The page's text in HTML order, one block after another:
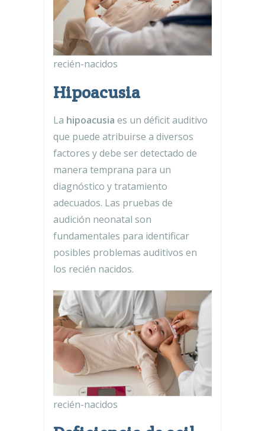
recién-nacidos
Hipoacusia
La hipoacusia es un déficit auditivo
que puede atribuirse a diversos
factores y debe ser detectado de
manera temprana para un
diagnóstico y tratamiento
adecuados. Las pruebas de
audición neonatal son
fundamentales para identificar
posibles problemas auditivos en
los recién nacidos.
recién-nacidos